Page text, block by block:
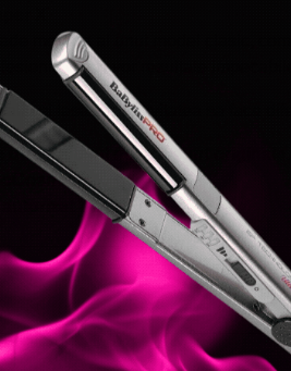
X
modern al unui model clasic,
care vor rezultate
si lasa-ti creativitatea sa faca
pe site-ul nostru sunt originale.
Wahl.